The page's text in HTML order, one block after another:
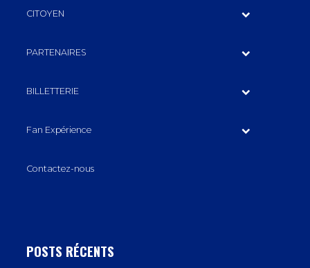
CITOYEN
PARTENAIRES
BILLETTERIE
Fan Expérience
Contactez-nous
POSTS RÉCENTS